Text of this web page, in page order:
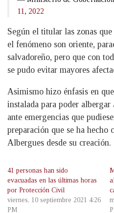
11, 2022
Según el titular las zonas
el fenómeno son oriente,
salvadoreño, pero que con
se pudo evitar mayores
Asimismo hizo énfasis en
instalada para poder albergar
ante emergencias que
preparación que se ha
Albergues desde su creación.
41 personas han sido
evacuadas en las últimas horas
por Protección Civil
viernes, 10 septiembre 2021 4:26
PM